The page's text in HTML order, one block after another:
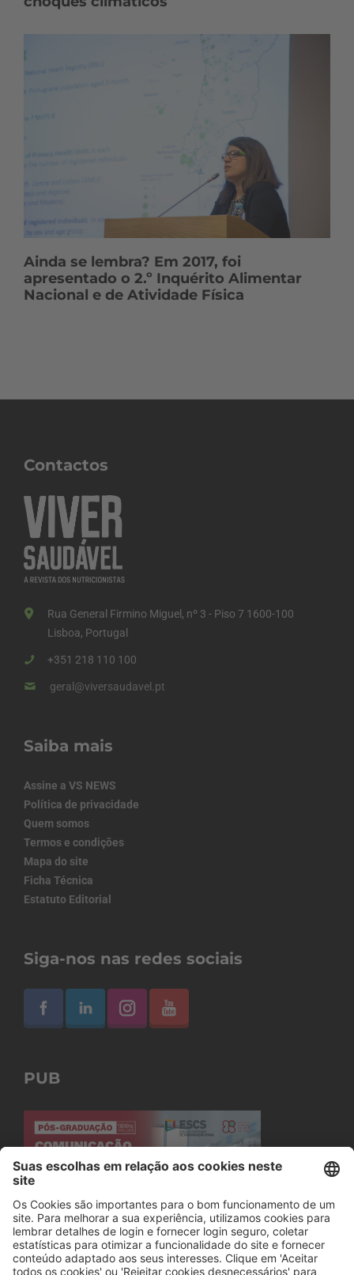
Ainda se lembra? Em 2017, foi
apresentado o 2.º Inquérito Alimentar
Nacional e de Atividade Física
Contactos
Rua General Firmino Miguel, nº 3 - Piso 7 1600-100
Lisboa, Portugal
+351 218 110 100
geral@viversaudavel.pt
Saiba mais
Assine a VS NEWS
Política de privacidade
Quem somos
Termos e condições
Mapa do site
Ficha Técnica
Estatuto Editorial
Siga-nos nas redes sociais
PUB